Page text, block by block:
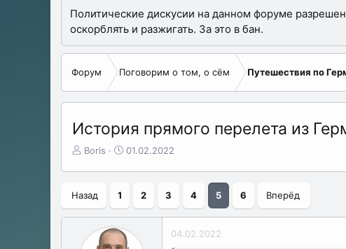
Политические дискусии на данном форуме
оскорблять и разжигать. За это в бан.
Форум Поговорим о том, о сём Путешествия по
История прямого перелета из
А
р
т
м
Boris
Д
а
ч
а
01.02.2022
Назад 1 2 3 4 5 6 Вперёд
04.02.2022